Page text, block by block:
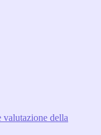
valutazione della